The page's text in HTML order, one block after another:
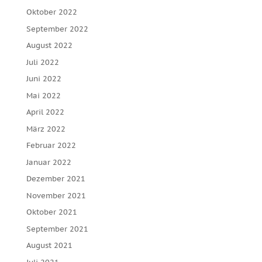
Oktober 2022
September 2022
August 2022
Juli 2022
Juni 2022
Mai 2022
April 2022
März 2022
Februar 2022
Januar 2022
Dezember 2021
November 2021
Oktober 2021
September 2021
August 2021